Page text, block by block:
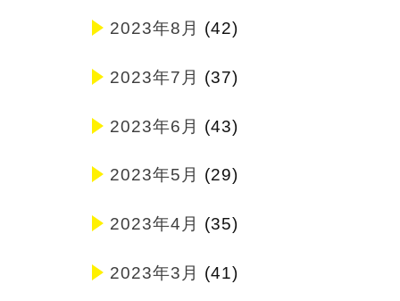
2023年8月 (42)
2023年7月 (37)
2023年6月 (43)
2023年5月 (29)
2023年4月 (35)
2023年3月 (41)